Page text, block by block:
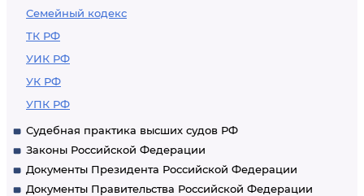
Семейный кодекс
ТК РФ
УИК РФ
УК РФ
УПК РФ
Судебная практика высших судов РФ
Законы Российской Федерации
Документы Президента Российской Федерации
Документы Правительства Российской Федерации